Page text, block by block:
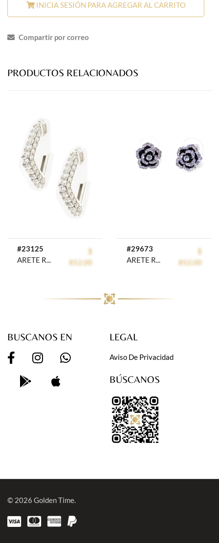
INICIA SESIÓN PARA AGREGAR AL CARRITO
Compartir por correo
PRODUCTOS RELACIONADOS
#23125
$
852.00
ARETE RODIO GOLDEN ROD
#29673
$
852.00
ARETE RODIO GOLDEN ROD
BUSCANOS EN LEGAL
Aviso De Privacidad
BÚSCANOS
© 2026 Golden Time.